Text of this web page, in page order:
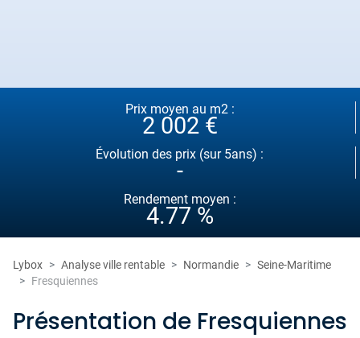
Prix moyen au m2 :
2 002 €
Évolution des prix (sur 5ans) :
-
Rendement moyen :
4.77 %
Lybox Analyse ville rentable Normandie
Seine-Maritime
Fresquiennes
Présentation de Fresquiennes